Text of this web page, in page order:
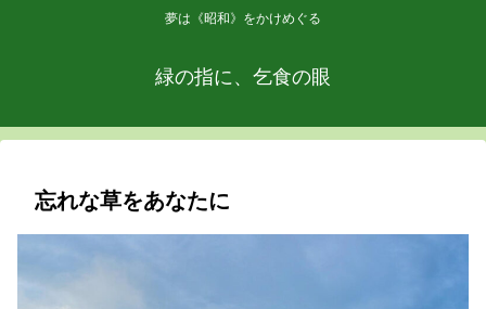
夢は《昭和》をかけめぐる
緑の指に、乞食の眼
忘れな草をあなたに